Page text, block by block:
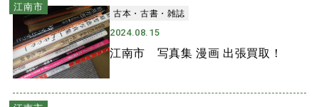
江南市
古本・古書・雑誌
2024.08.15
江南市 写真集 漫画 出張買取！